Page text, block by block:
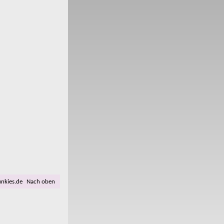
Nach oben